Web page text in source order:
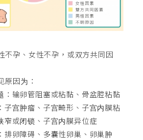
不孕、女性不孕，或双方共同因
原因为：
：输卵管阻塞或粘黏、骨盆腔粘黏
子宫肿瘤、子宫畸形、子宫内膜粘
窄或闭锁、子宫内膜异位症
排卵障碍、多囊性卵巢、卵巢肿